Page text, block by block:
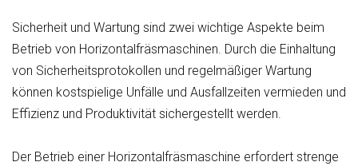
Sicherheit und Wartung sind zwei wichtige Aspekte beim
Betrieb von Horizontalfräsmaschinen. Durch die Einhaltung
von Sicherheitsprotokollen und regelmäßiger Wartung
können kostspielige Unfälle und Ausfallzeiten vermieden und
Effizienz und Produktivität sichergestellt werden.
Der Betrieb einer Horizontalfräsmaschine erfordert strenge